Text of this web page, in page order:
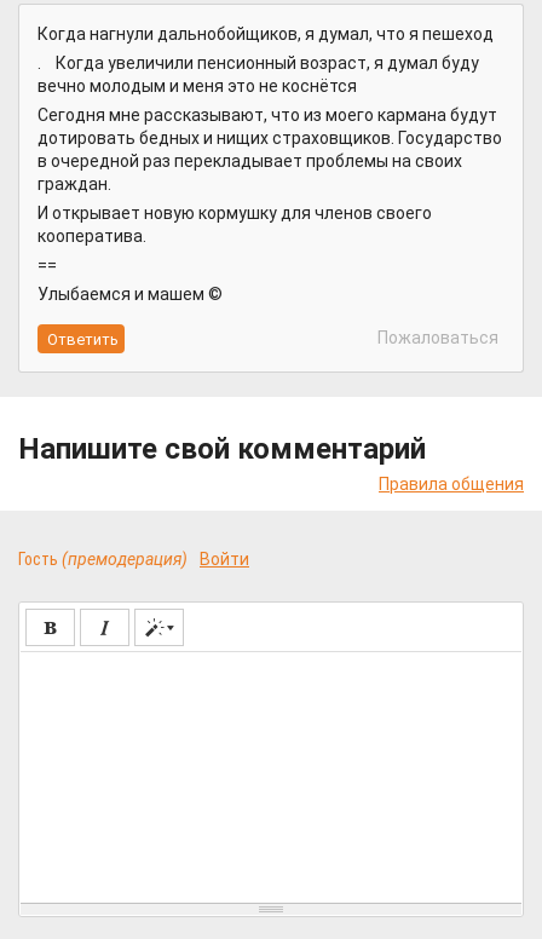
Когда нагнули дальнобойщиков, я думал, что я пешеход
. Когда увеличили пенсионный возраст, я думал буду
вечно молодым и меня это не коснётся
Сегодня мне рассказывают, что из моего кармана будут
дотировать бедных и нищих страховщиков. Государство
в очередной раз перекладывает проблемы на своих
граждан.
И открывает новую кормушку для членов своего
кооператива.
==
Улыбаемся и машем ©
Пожаловаться
Напишите свой комментарий
Правила общения
Гость (премодерация) Войти